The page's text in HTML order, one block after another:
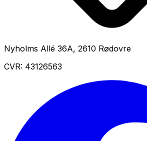
Nyholms Allé 36A, 2610 Rødovre
CVR: 43126563